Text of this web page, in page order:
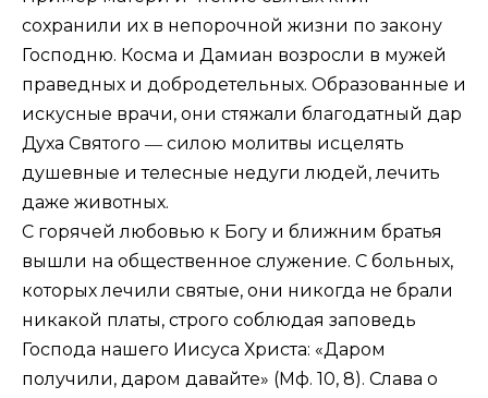
сохранили их в непорочной жизни по закону
Господню. Косма и Дамиан возросли в мужей
праведных и добродетельных. Образованные и
искусные врачи, они стяжали благодатный дар
Духа Святого ― силою молитвы исцелять
душевные и телесные недуги людей, лечить
даже животных.
С горячей любовью к Богу и ближним братья
вышли на общественное служение. С больных,
которых лечили святые, они никогда не брали
никакой платы, строго соблюдая заповедь
Господа нашего Иисуса Христа: «Даром
получили, даром давайте» (Мф. 10, 8). Слава о